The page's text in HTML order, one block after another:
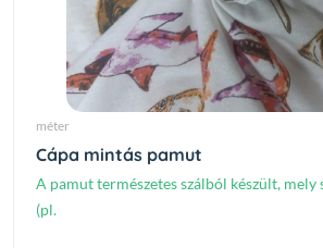
méter
Cápa mintás pamut
A pamut természetes szálból készült, mely
(pl.